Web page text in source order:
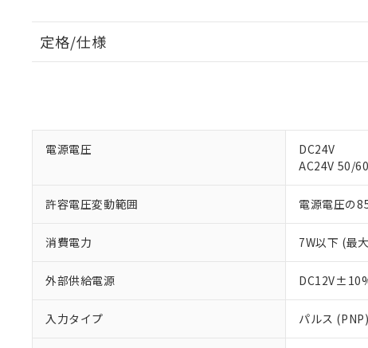
定格/仕様
電源電圧
DC24V
AC24V 50/
許容電圧変動範囲 電源電圧の
消費電力 7W以下 (最
外部供給電源
入力タイプ パルス (PNP)